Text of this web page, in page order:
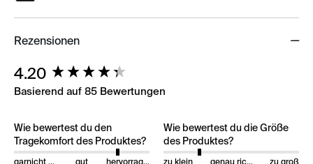
Rezensionen
4.20
Basierend auf 85 Bewertungen
Wie bewertest du den
Tragekomfort des Produktes?
garnicht gut gut hervorragend
Wie bewertest du die Größe
des Produktes?
zu klein genau richtig zu groß
New content loaded